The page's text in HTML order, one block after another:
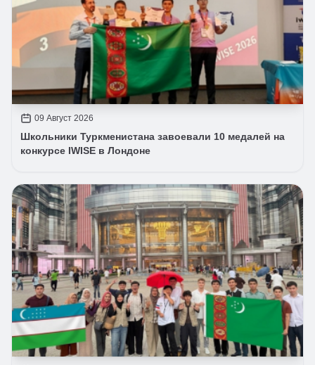
09 Август 2026
Школьники Туркменистана завоевали 10 медалей на
конкурсе IWISE в Лондоне